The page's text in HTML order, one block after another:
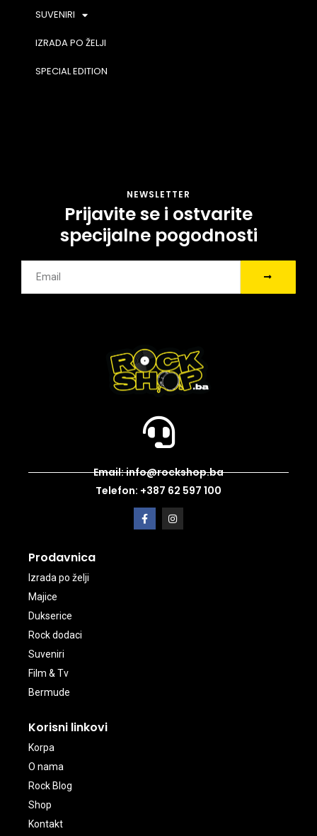
SUVENIRI
IZRADA PO ŽELJI
SPECIAL EDITION
NEWSLETTER
Prijavite se i ostvarite
specijalne pogodnosti
Email: info@rockshop.ba
Telefon: +387 62 597 100
Prodavnica
Izrada po želji
Majice
Dukserice
Rock dodaci
Suveniri
Film & Tv
Bermude
Korisni linkovi
Korpa
O nama
Rock Blog
Shop
Kontakt